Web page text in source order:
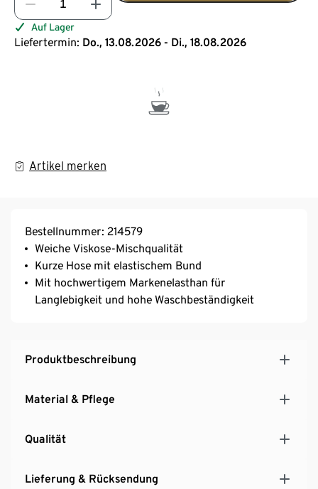
Auf Lager
Liefertermin: Do., 13.08.2026 - Di., 18.08.2026
Artikel merken
Bestellnummer: 214579
Weiche Viskose-Mischqualität
Kurze Hose mit elastischem Bund
Mit hochwertigem Markenelasthan für
Langlebigkeit und hohe Waschbeständigkeit
Produktbeschreibung
Material & Pflege
Qualität
Lieferung & Rücksendung